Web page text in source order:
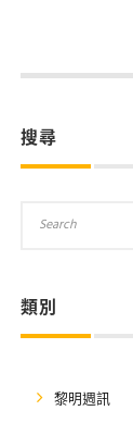
搜尋
類別
黎明週訊